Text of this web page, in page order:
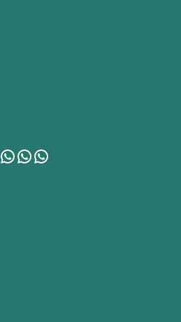
WhatsApp
WhatsApp
WhatsApp